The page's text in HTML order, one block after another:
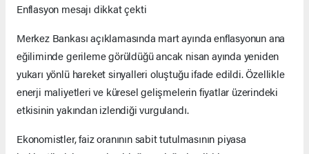
Enflasyon mesajı dikkat çekti
Merkez Bankası açıklamasında mart ayında enflasyonun ana
eğiliminde gerileme görüldüğü ancak nisan ayında yeniden
yukarı yönlü hareket sinyalleri oluştuğu ifade edildi. Özellikle
enerji maliyetleri ve küresel gelişmelerin fiyatlar üzerindeki
etkisinin yakından izlendiği vurgulandı.
Ekonomistler, faiz oranının sabit tutulmasının piyasa